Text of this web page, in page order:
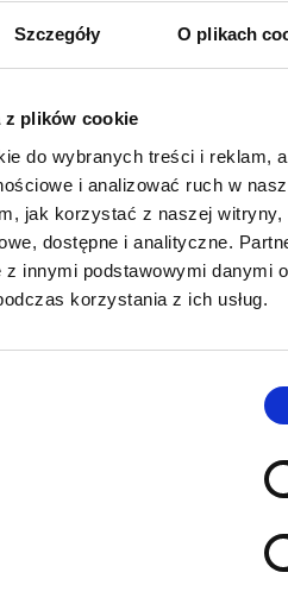
Szczegóły O plikach
z plików cookie
do wybranych treści i reklam,
i analizować ruch w
jak korzystać z naszej witryny,
dostępne i analityczne.
z innymi podstawowymi danymi
korzystania z ich usług.
Justynę Sobczak
Badanie
W. Grabowski, M.
Zmianą,
zasobów